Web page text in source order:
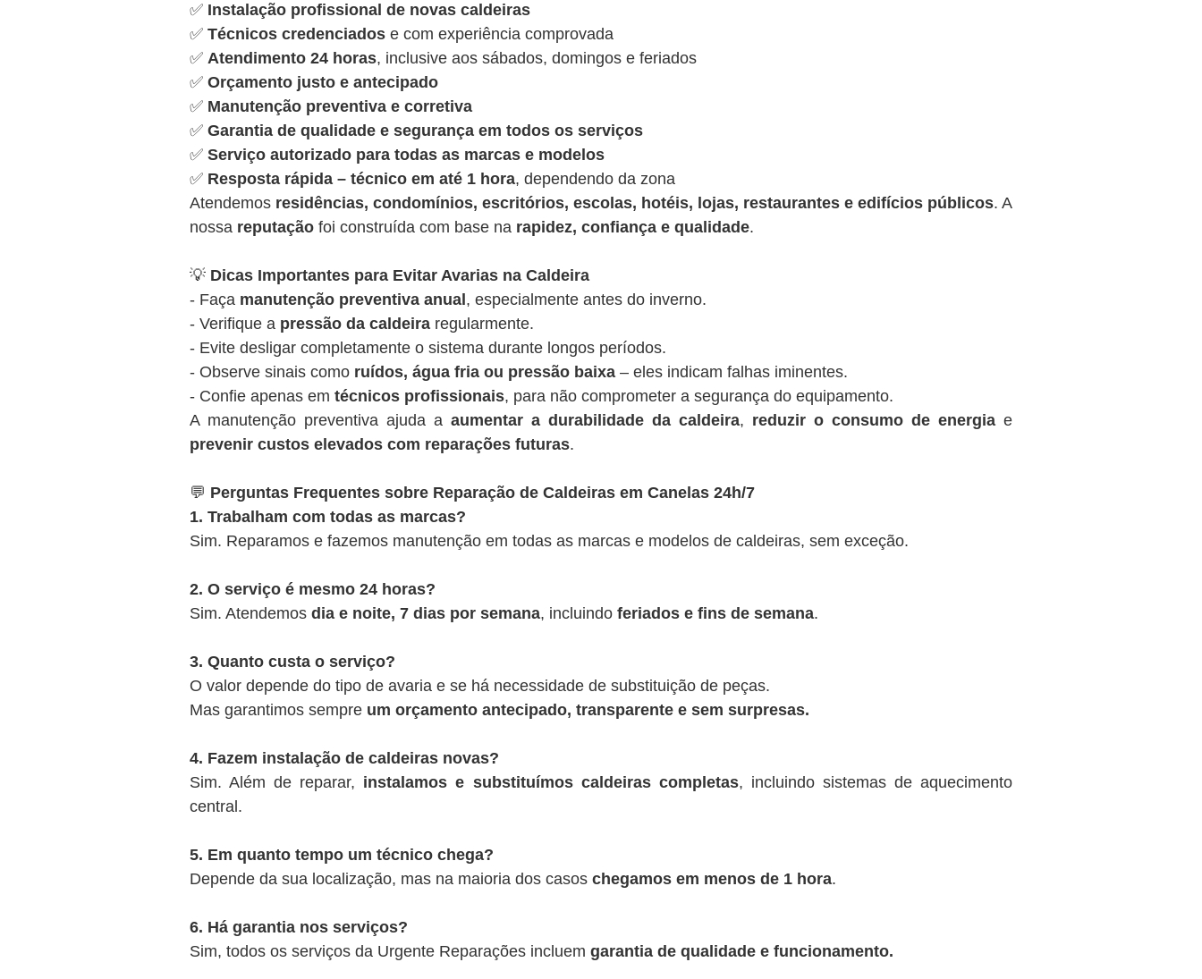
✅ Instalação profissional de novas caldeiras
✅ Técnicos credenciados e com experiência comprovada
✅ Atendimento 24 horas, inclusive aos sábados, domingos e feriados
✅ Orçamento justo e antecipado
✅ Manutenção preventiva e corretiva
✅ Garantia de qualidade e segurança em todos os serviços
✅ Serviço autorizado para todas as marcas e modelos
✅ Resposta rápida – técnico em até 1 hora, dependendo da zona
Atendemos residências, condomínios, escritórios, escolas, hotéis, lojas, restaurantes e edifícios públicos. A
nossa reputação foi construída com base na rapidez, confiança e qualidade.
💡 Dicas Importantes para Evitar Avarias na Caldeira
- Faça manutenção preventiva anual , especialmente antes do inverno.
- Verifique a pressão da caldeira regularmente.
- Evite desligar completamente o sistema durante longos períodos.
- Observe sinais como ruídos, água fria ou pressão baixa – eles indicam falhas iminentes.
- Confie apenas em técnicos profissionais, para não comprometer a segurança do equipamento.
A manutenção preventiva ajuda a aumentar a durabilidade da caldeira, reduzir o consumo de energia e
prevenir custos elevados com reparações futuras.
💬 Perguntas Frequentes sobre Reparação de Caldeiras em Canelas 24h/7
1. Trabalham com todas as marcas?
Sim. Reparamos e fazemos manutenção em todas as marcas e modelos de caldeiras, sem exceção.
2. O serviço é mesmo 24 horas?
Sim. Atendemos dia e noite, 7 dias por semana, incluindo feriados e fins de semana.
3. Quanto custa o serviço?
O valor depende do tipo de avaria e se há necessidade de substituição de peças.
Mas garantimos sempre um orçamento antecipado, transparente e sem surpresas.
4. Fazem instalação de caldeiras novas?
Sim. Além de reparar, instalamos e substituímos caldeiras completas, incluindo sistemas de aquecimento
central.
5. Em quanto tempo um técnico chega?
Depende da sua localização, mas na maioria dos casos chegamos em menos de 1 hora.
6. Há garantia nos serviços?
Sim, todos os serviços da Urgente Reparações incluem garantia de qualidade e funcionamento.